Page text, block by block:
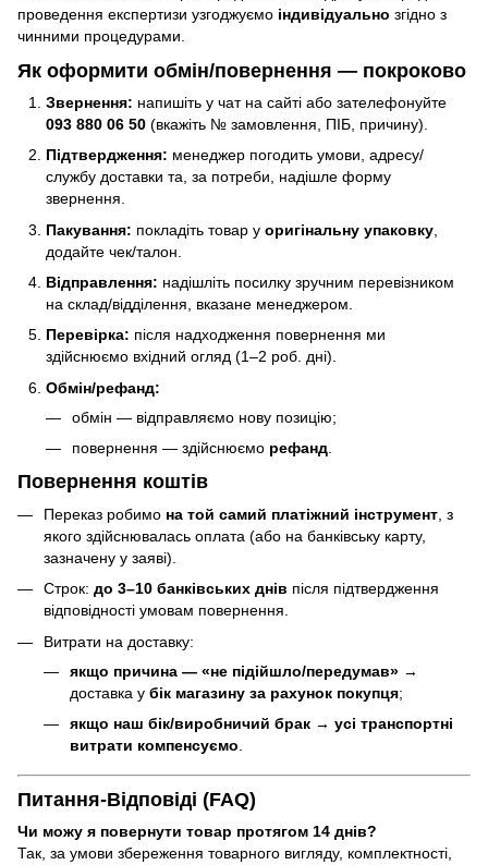
проведення експертизи узгоджуємо індивідуально згідно з
чинними процедурами.
Як оформити обмін/повернення — покроково
Звернення: напишіть у чат на сайті або зателефонуйте
093 880 06 50 (вкажіть № замовлення, ПІБ, причину).
Підтвердження: менеджер погодить умови, адресу/
службу доставки та, за потреби, надішле форму
звернення.
Пакування: покладіть товар у оригінальну упаковку
додайте чек/талон.
Відправлення: надішліть посилку зручним перевізником
на склад/відділення, вказане менеджером.
Перевірка: після надходження повернення ми
здійснюємо вхідний огляд (1–2 роб. дні).
Обмін/рефанд:
обмін — відправляємо нову позицію;
повернення — здійснюємо рефанд.
Повернення коштів
Переказ робимо на той самий платіжний інструмент , з
якого здійснювалась оплата (або на банківську карту,
зазначену у заяві).
Строк: до 3–10 банківських днів після підтвердження
відповідності умовам повернення.
Витрати на доставку:
якщо причина — «не підійшло/передумав» →
доставка у бік магазину за рахунок покупця;
якщо наш бік/виробничий брак → усі транспортні
витрати компенсуємо
Питання-Відповіді (FAQ)
Чи можу я повернути товар протягом 14 днів?
Так, за умови збереження товарного вигляду, комплектності,